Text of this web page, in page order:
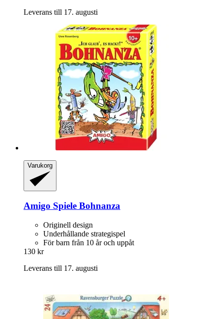
Leverans till 17. augusti
Varukorg
Amigo Spiele Bohnanza
Originell design
Underhållande strategispel
För barn från 10 år och uppåt
130 kr
Leverans till 17. augusti